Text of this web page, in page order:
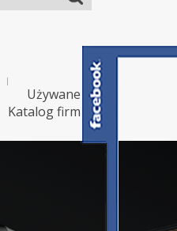
Używane
Katalog firm